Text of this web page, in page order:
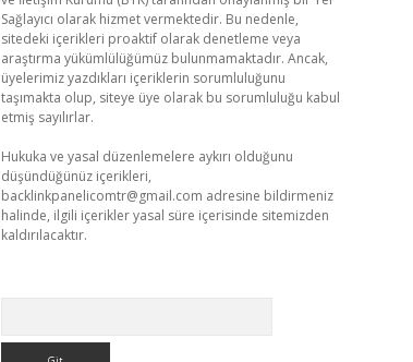
Sağlayıcı olarak hizmet vermektedir. Bu nedenle,
sitedeki içerikleri proaktif olarak denetleme veya
araştırma yükümlülüğümüz bulunmamaktadır. Ancak,
üyelerimiz yazdıkları içeriklerin sorumluluğunu
taşımakta olup, siteye üye olarak bu sorumluluğu kabul
etmiş sayılırlar.
Hukuka ve yasal düzenlemelere aykırı olduğunu
düşündüğünüz içerikleri,
backlinkpanelicomtr@gmail.com adresine bildirmeniz
halinde, ilgili içerikler yasal süre içerisinde sitemizden
kaldırılacaktır.